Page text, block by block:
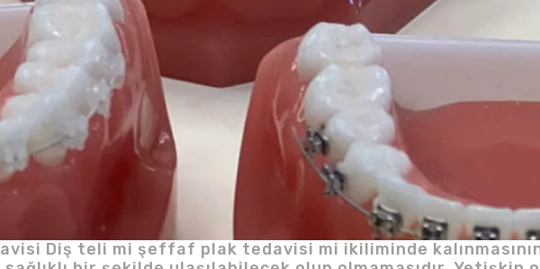
Diş teli mi şeffaf plak tedavisi mi ikiliminde